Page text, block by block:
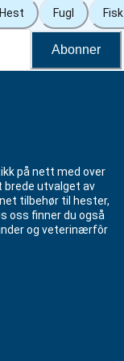
Hest Fugl Fisk
Abonner
på nett med over
brede utvalget av
tilbehør til hester,
oss finner du også
og veterinærfôr